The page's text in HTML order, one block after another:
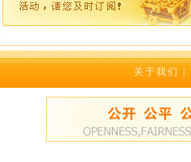
关于我们